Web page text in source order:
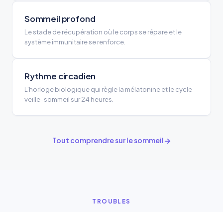
Sommeil profond
Le stade de récupération où le corps se répare et le
système immunitaire se renforce.
Rythme circadien
L'horloge biologique qui règle la mélatonine et le cycle
veille-sommeil sur 24 heures.
Tout comprendre sur le sommeil
TROUBLES